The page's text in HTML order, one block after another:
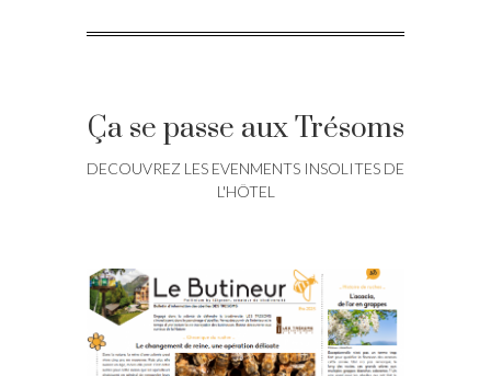
Ça se passe aux Trésoms
DECOUVREZ LES EVENMENTS INSOLITES DE
L'HÔTEL